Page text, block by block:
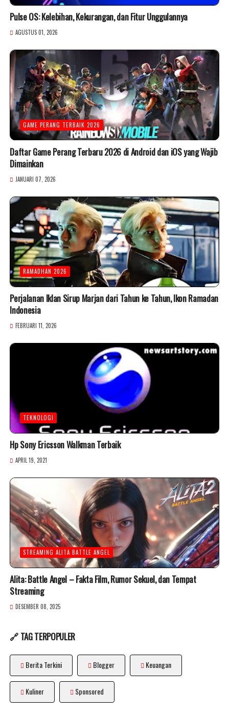
Pulse OS: Kelebihan, Kekurangan, dan Fitur Unggulannya
AGUSTUS 01, 2026
GAME PERANG TERBAIK 2026
Daftar Game Perang Terbaru 2026 di Android dan iOS yang Wajib
Dimainkan
JANUARI 07, 2026
RAMADHAN 2026
Perjalanan Iklan Sirup Marjan dari Tahun ke Tahun, Ikon Ramadan
Indonesia
FEBRUARI 11, 2026
TEKNOLOGI
Hp Sony Ericsson Walkman Terbaik
APRIL 19, 2021
STREAMING ALITA BATTLE ANGEL
Alita: Battle Angel – Fakta Film, Rumor Sekuel, dan Tempat
Streaming
DESEMBER 08, 2025
🔗 TAG TERPOPULER
Berita Terkini Blogger Keuangan
Kuliner Sponsored